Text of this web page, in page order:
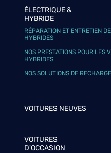
ÉLECTRIQUE &
HYBRIDE
RÉPARATION ET ENTRETIEN
HYBRIDES
NOS PRESTATIONS POUR LES
HYBRIDES
NOS SOLUTIONS DE RECHARGE
VOITURES NEUVES
VOITURES
D'OCCASION